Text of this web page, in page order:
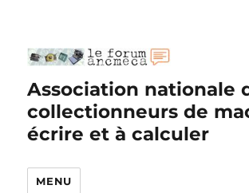
Association nationale
collectionneurs de
écrire et à calculer
MENU